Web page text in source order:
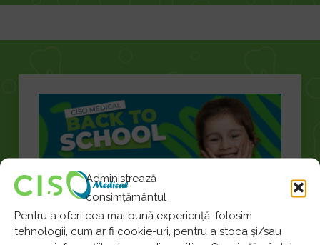
Administrează
consimțământul
Pentru a oferi cea mai bună experiență, folosim
tehnologii, cum ar fi cookie-uri, pentru a stoca și/sau